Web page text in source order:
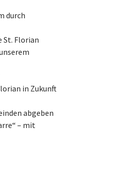
durch
St. Florian
in Zukunft
abgeben
– mit